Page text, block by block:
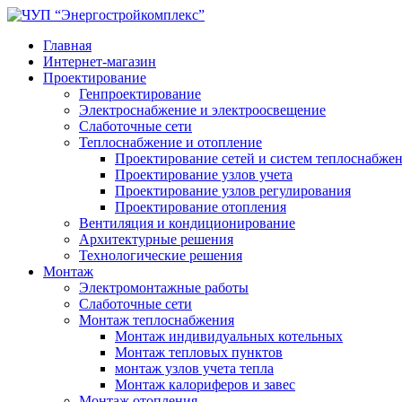
Главная
Интернет-магазин
Проектирование
Генпроектирование
Электроснабжение и электроосвещение
Слаботочные сети
Теплоснабжение и отопление
Проектирование сетей и систем
Проектирование узлов учета
Проектирование узлов регулирования
Проектирование отопления
Вентиляция и кондиционирование
Архитектурные решения
Технологические решения
Монтаж
Электромонтажные работы
Слаботочные сети
Монтаж теплоснабжения
Монтаж индивидуальных котельных
Монтаж тепловых пунктов
монтаж узлов учета тепла
Монтаж калориферов и завес